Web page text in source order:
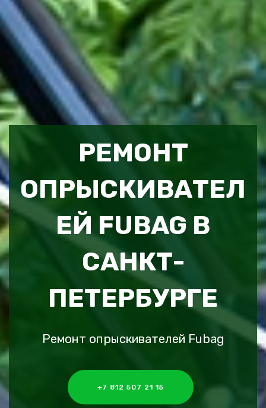
РЕМОНТ
ОПРЫСКИВАТЕЛ
ЕЙ FUBAG В
САНКТ-
ПЕТЕРБУРГЕ
Ремонт опрыскивателей Fubag
+7 812 507 21 15